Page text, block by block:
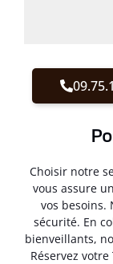
Choisir notre
vous assure
vos besoins.
sécurité. En
bienveillants,
Réservez